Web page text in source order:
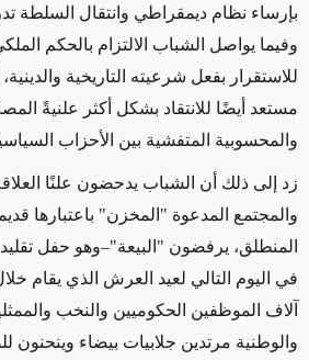
وفيما يواصل الشباب الالتزام بالحكم
للاستقرار بفعل شرعيته التاريخية والدينية،
مستعد أيضًا للانتقاد بشكل أكثر علنيةً
والمحسوبية المتفشية بين الأحزاب
زد إلى ذلك أن الشباب يدحضون علنًا العلاقة
والمجتمع المدعوة "المخزن" باعتبارها
المنطلق، يرفضون "البيعة"–وهو حفل
في اليوم التالي لعيد العرش الذي يقام
آلاف الموظفين الحكوميين والنخب
والوطنية مرتدين جلابيات بيضاء وينحنون